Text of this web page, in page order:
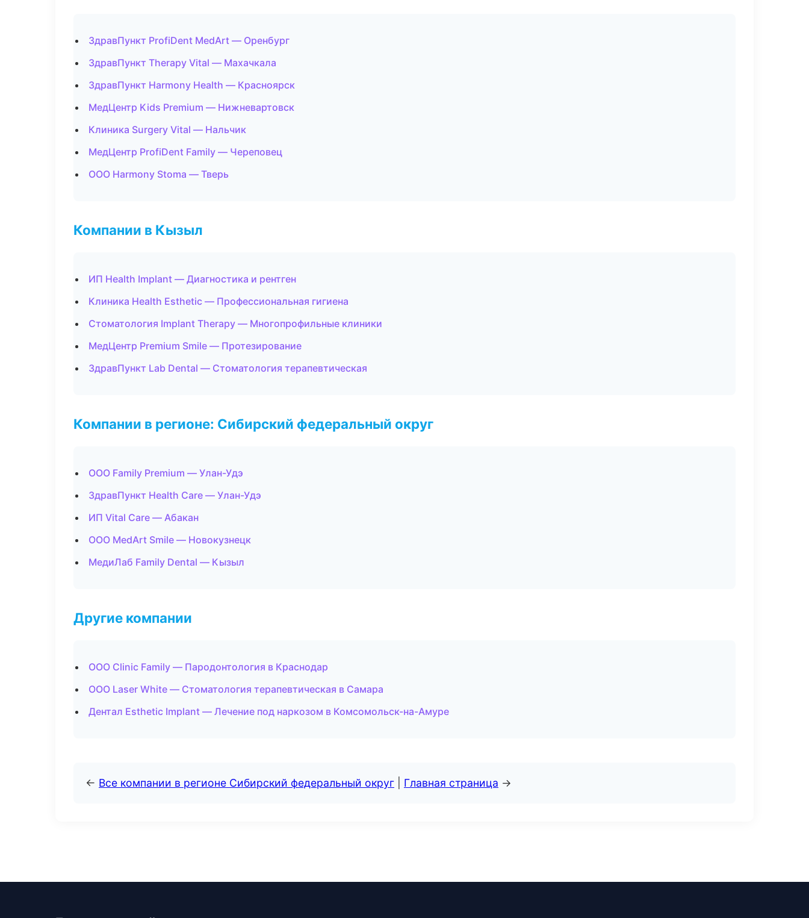
ЗдравПункт ProfiDent MedArt — Оренбург
ЗдравПункт Therapy Vital — Махачкала
ЗдравПункт Harmony Health — Красноярск
МедЦентр Kids Premium — Нижневартовск
Клиника Surgery Vital — Нальчик
МедЦентр ProfiDent Family — Череповец
ООО Harmony Stoma — Тверь
Компании в Кызыл
ИП Health Implant — Диагностика и рентген
Клиника Health Esthetic — Профессиональная гигиена
Стоматология Implant Therapy — Многопрофильные клиники
МедЦентр Premium Smile — Протезирование
ЗдравПункт Lab Dental — Стоматология терапевтическая
Компании в регионе: Сибирский федеральный округ
ООО Family Premium — Улан-Удэ
ЗдравПункт Health Care — Улан-Удэ
ИП Vital Care — Абакан
ООО MedArt Smile — Новокузнецк
МедиЛаб Family Dental — Кызыл
Другие компании
ООО Clinic Family — Пародонтология в Краснодар
ООО Laser White — Стоматология терапевтическая в Самара
Дентал Esthetic Implant — Лечение под наркозом в Комсомольск-на-Амуре
← Все компании в регионе Сибирский федеральный округ Главная страница →